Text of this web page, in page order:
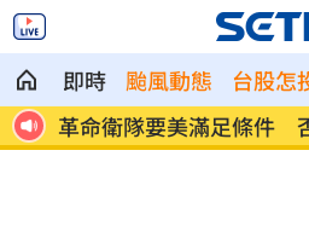
即時 颱風動態 台股怎
韓
革命衛隊要美滿足條件
茲